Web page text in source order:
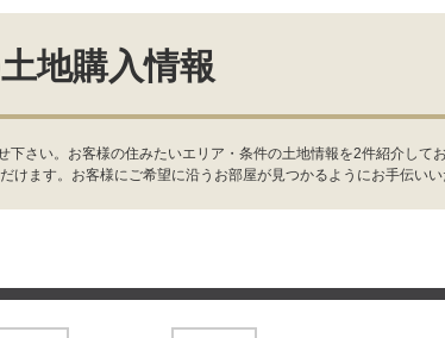
地購入情報
さい。お客様の住みたいエリア・条件の土地情報を2件紹介して
ます。お客様にご希望に沿うお部屋が見つかるようにお手伝い